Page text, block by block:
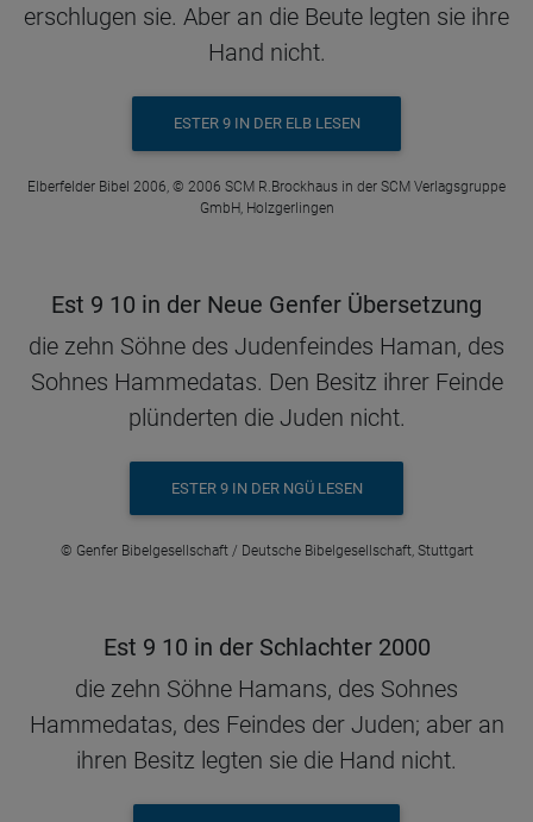
erschlugen sie. Aber an die Beute legten sie ihre
Hand nicht.
ESTER 9 IN DER ELB LESEN
Elberfelder Bibel 2006, © 2006 SCM R.Brockhaus in der SCM Verlagsgruppe
GmbH, Holzgerlingen
Est 9 10 in der Neue Genfer Übersetzung
die zehn Söhne des Judenfeindes Haman, des
Sohnes Hammedatas. Den Besitz ihrer Feinde
plünderten die Juden nicht.
ESTER 9 IN DER NGÜ LESEN
© Genfer Bibelgesellschaft / Deutsche Bibelgesellschaft, Stuttgart
Est 9 10 in der Schlachter 2000
die zehn Söhne Hamans, des Sohnes
Hammedatas, des Feindes der Juden; aber an
ihren Besitz legten sie die Hand nicht.